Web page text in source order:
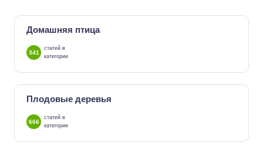
Домашняя птица
341
статей в
категории
Плодовые деревья
666
статей в
категории